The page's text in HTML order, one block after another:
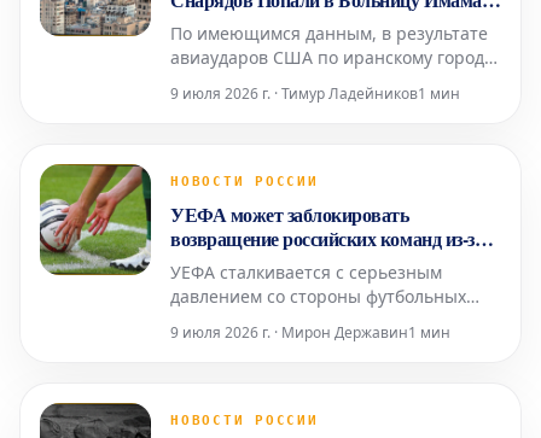
Али
По имеющимся данным, в результате
авиаударов США по иранскому городу
Чабахар осколки снарядов попали в
местную больницу Имама Али.
медицинского учреждения пока не
взрывах в нескольких иранских
городах, вкл
9 июля 2026 г. · Тимур Ладейников1 мин
НОВОСТИ РОССИИ
УЕФА может заблокировать
возвращение российских команд из-за
давления трех стран
УЕФА сталкивается с серьезным
давлением со стороны футбольных
Франции, что может помешать
европейские федерации сохраняют
9 июля 2026 г. · Мирон Державин1 мин
НОВОСТИ РОССИИ